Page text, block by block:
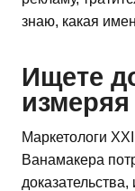
знаю, какая
Ищете
измеряя
Маркетологи
Ванамакера